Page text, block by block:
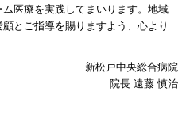
医療を実践してまいります。地域
とご指導を賜りますよう、心より
新松戸中央総合病院
院長 遠藤 慎治